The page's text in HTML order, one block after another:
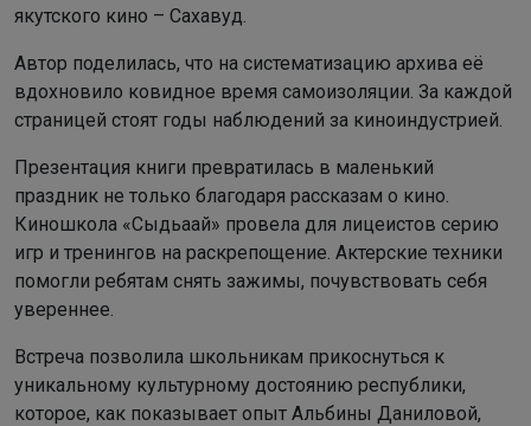
якутского кино – Сахавуд.
Автор поделилась, что на систематизацию архива её
вдохновило ковидное время самоизоляции. За каждой
страницей стоят годы наблюдений за киноиндустрией.
Презентация книги превратилась в маленький
праздник не только благодаря рассказам о кино.
Киношкола «Сыдьаай» провела для лицеистов серию
игр и тренингов на раскрепощение. Актерские техники
помогли ребятам снять зажимы, почувствовать себя
увереннее.
Встреча позволила школьникам прикоснуться к
уникальному культурному достоянию республики,
которое, как показывает опыт Альбины Даниловой,